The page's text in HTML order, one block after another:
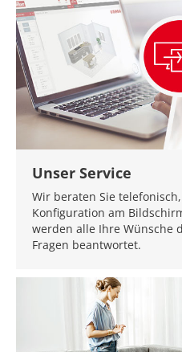
Unser Service
Wir beraten Sie
Konfiguration am
werden alle Ihre Wünsche
Fragen beantwortet.